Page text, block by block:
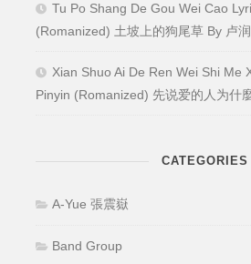
Tu Po Shang De Gou Wei Cao
(Romanized) 土坡上的狗尾草 By 卢
Xian Shuo Ai De Ren Wei Shi Me
Pinyin (Romanized) 先说爱的人为什
CATEGORIES
A-Yue 張震嶽
Band Group